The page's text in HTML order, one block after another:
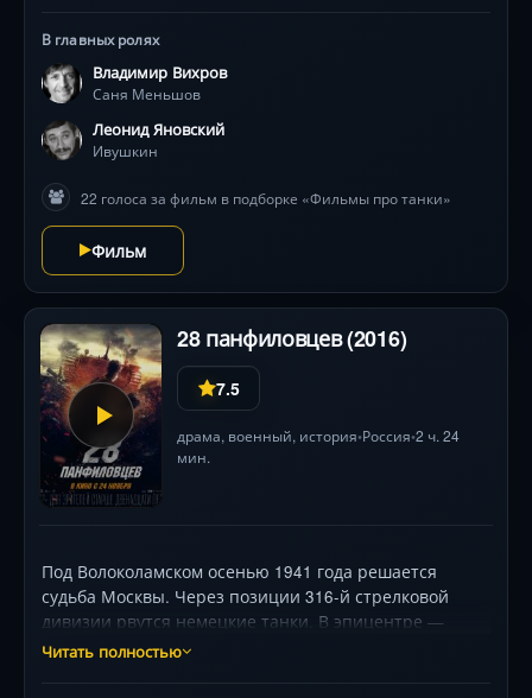
и верных бойцов — отчаянного водителя Колю (Олег
Куликович) и меткого заряжающего Гришу (Сергей
Маковецкий) — на неравную дуэль. Холмистая
местность, хитрость и точный расчёт интервалов
между вражескими выстрелами превращают бой в
подлинную историю танкового аса Александра
Милюкова, где победа зависела не только от брони,
но и от стальной воли экипажа.
В главных ролях
Владимир Вихров
Саня Меньшов
Леонид Яновский
Ивушкин
22 голоса за фильм в подборке «Фильмы про танки»
Фильм
28 панфиловцев (2016)
7.5
драма, военный, история•Россия•2 ч. 24
мин.
Под Волоколамском осенью 1941 года решается
судьба Москвы. Через позиции 316-й стрелковой
дивизии рвутся немецкие танки. В эпицентре —
крохотный рубеж, который обороняют 28 солдат. Без
Читать полностью